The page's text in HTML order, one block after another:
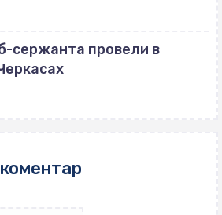
сержанта провели в